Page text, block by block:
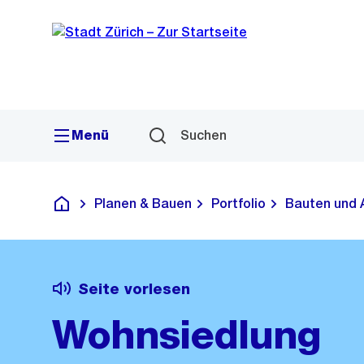
Navigation
Sprunglink
Menü Suchen
Deutsch
Planen & Bauen Portfolio Bauten und
Seite vorlesen
Wohnsiedlung